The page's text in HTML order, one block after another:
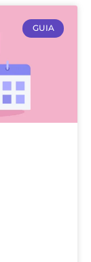
GUIA